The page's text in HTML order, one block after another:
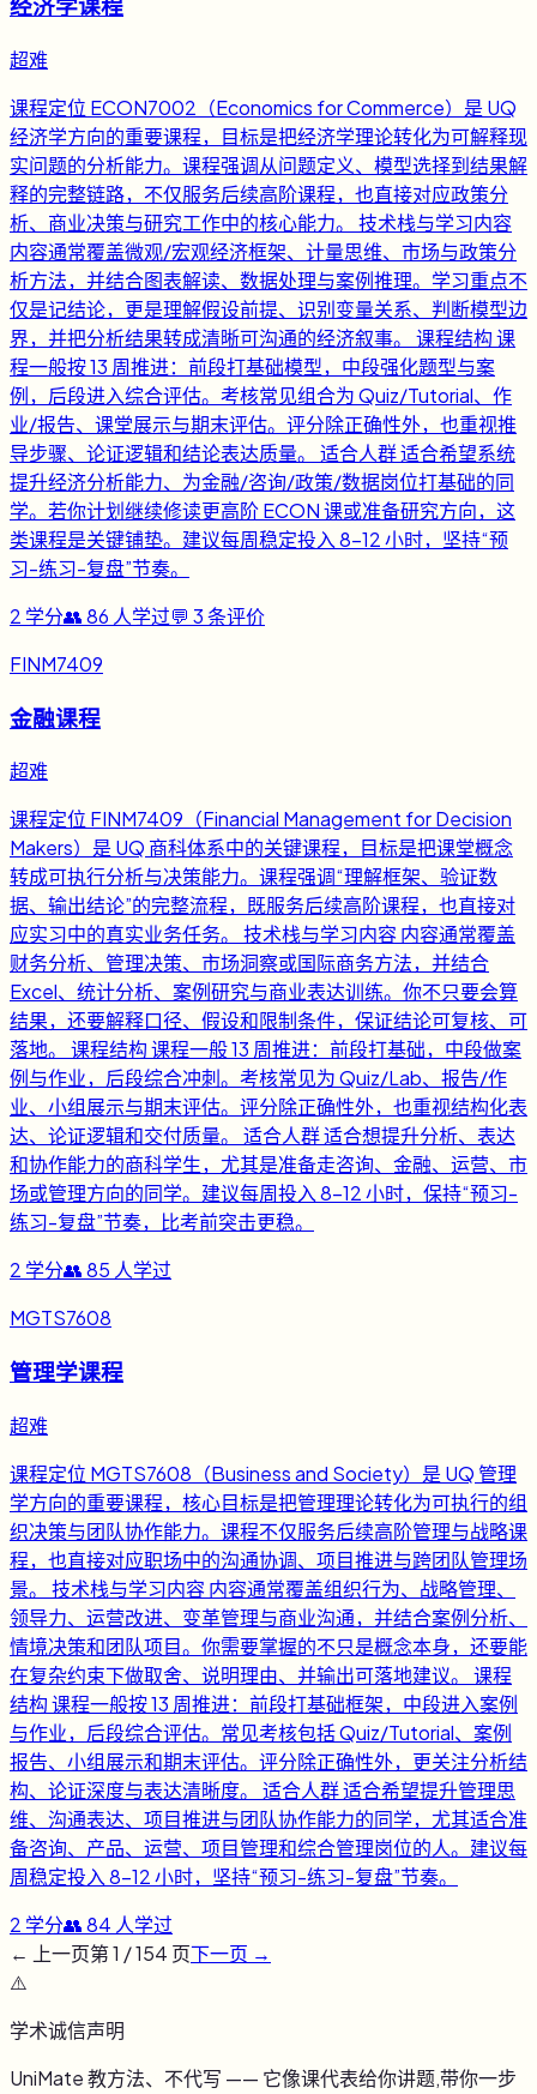
经济学课程
超难
课程定位 ECON7002（Economics for Commerce）是 UQ
经济学方向的重要课程，目标是把经济学理论转化为可解释现
实问题的分析能力。课程强调从问题定义、模型选择到结果解
释的完整链路，不仅服务后续高阶课程，也直接对应政策分
析、商业决策与研究工作中的核心能力。 技术栈与学习内容
内容通常覆盖微观/宏观经济框架、计量思维、市场与政策分
析方法，并结合图表解读、数据处理与案例推理。学习重点不
仅是记结论，更是理解假设前提、识别变量关系、判断模型边
界，并把分析结果转成清晰可沟通的经济叙事。 课程结构 课
程一般按 13 周推进：前段打基础模型，中段强化题型与案
例，后段进入综合评估。考核常见组合为 Quiz/Tutorial、作
业/报告、课堂展示与期末评估。评分除正确性外，也重视推
导步骤、论证逻辑和结论表达质量。 适合人群 适合希望系统
提升经济分析能力、为金融/咨询/政策/数据岗位打基础的同
学。若你计划继续修读更高阶 ECON 课或准备研究方向，这
类课程是关键铺垫。建议每周稳定投入 8-12 小时，坚持“预
习-练习-复盘”节奏。
2 学分👥86 人学过💬 3条评价
FINM7409
金融课程
超难
课程定位 FINM7409（Financial Management for Decision
Makers）是 UQ 商科体系中的关键课程，目标是把课堂概念
转成可执行分析与决策能力。课程强调“理解框架、验证数
据、输出结论”的完整流程，既服务后续高阶课程，也直接对
应实习中的真实业务任务。 技术栈与学习内容 内容通常覆盖
财务分析、管理决策、市场洞察或国际商务方法，并结合
Excel、统计分析、案例研究与商业表达训练。你不只要会算
结果，还要解释口径、假设和限制条件，保证结论可复核、可
落地。 课程结构 课程一般 13 周推进：前段打基础，中段做案
例与作业，后段综合冲刺。考核常见为 Quiz/Lab、报告/作
业、小组展示与期末评估。评分除正确性外，也重视结构化表
达、论证逻辑和交付质量。 适合人群 适合想提升分析、表达
和协作能力的商科学生，尤其是准备走咨询、金融、运营、市
场或管理方向的同学。建议每周投入 8-12 小时，保持“预习-
练习-复盘”节奏，比考前突击更稳。
2 学分👥85 人学过
MGTS7608
管理学课程
超难
课程定位 MGTS7608（Business and Society）是 UQ 管理
学方向的重要课程，核心目标是把管理理论转化为可执行的组
织决策与团队协作能力。课程不仅服务后续高阶管理与战略课
程，也直接对应职场中的沟通协调、项目推进与跨团队管理场
景。 技术栈与学习内容 内容通常覆盖组织行为、战略管理、
领导力、运营改进、变革管理与商业沟通，并结合案例分析、
情境决策和团队项目。你需要掌握的不只是概念本身，还要能
在复杂约束下做取舍、说明理由、并输出可落地建议。 课程
结构 课程一般按 13 周推进：前段打基础框架，中段进入案例
与作业，后段综合评估。常见考核包括 Quiz/Tutorial、案例
报告、小组展示和期末评估。评分除正确性外，更关注分析结
构、论证深度与表达清晰度。 适合人群 适合希望提升管理思
维、沟通表达、项目推进与团队协作能力的同学，尤其适合准
备咨询、产品、运营、项目管理和综合管理岗位的人。建议每
周稳定投入 8-12 小时，坚持“预习-练习-复盘”节奏。
2 学分👥84 人学过
← 上一页第1 /154 页下一页 →
⚠️
学术诚信声明
UniMate 教方法、不代写 —— 它像课代表给你讲题,带你一步